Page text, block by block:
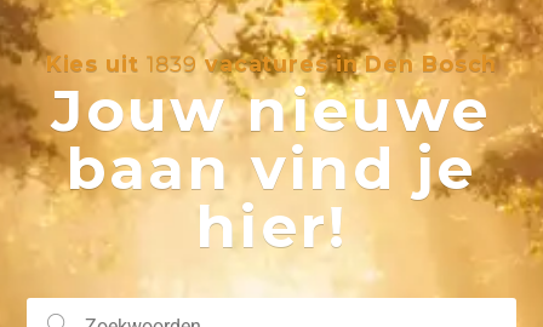
Kies uit 1839vacatures in Den Bosch
Jouw nieuwe
baan vind je
hier!